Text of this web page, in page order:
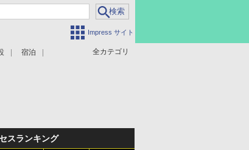
Impress サイト
全カテゴリ
宿泊
スランキング